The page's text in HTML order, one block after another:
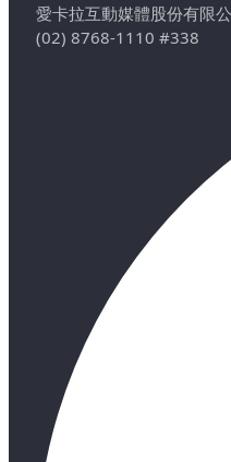
愛卡拉互動媒體股份有限
(02) 8768-1110 #338